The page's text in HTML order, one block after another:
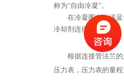
称为“自由冷凝”。
在冷凝图中，浅
冷却剂连接的位置。
根据连接管法兰
压力表，压力表的量